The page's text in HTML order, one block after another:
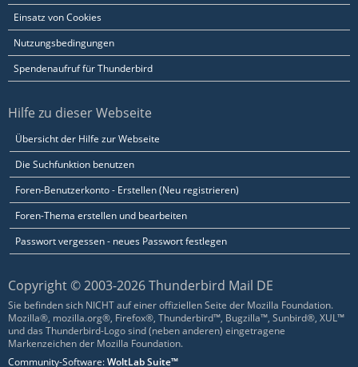
Einsatz von Cookies
Nutzungsbedingungen
Spendenaufruf für Thunderbird
Hilfe zu dieser Webseite
Übersicht der Hilfe zur Webseite
Die Suchfunktion benutzen
Foren-Benutzerkonto - Erstellen (Neu registrieren)
Foren-Thema erstellen und bearbeiten
Passwort vergessen - neues Passwort festlegen
Copyright © 2003-2026 Thunderbird Mail DE
Sie befinden sich NICHT auf einer offiziellen Seite der Mozilla Foundation.
Mozilla®, mozilla.org®, Firefox®, Thunderbird™, Bugzilla™, Sunbird®, XUL™
und das Thunderbird-Logo sind (neben anderen) eingetragene
Markenzeichen der Mozilla Foundation.
Community-Software:WoltLab Suite™